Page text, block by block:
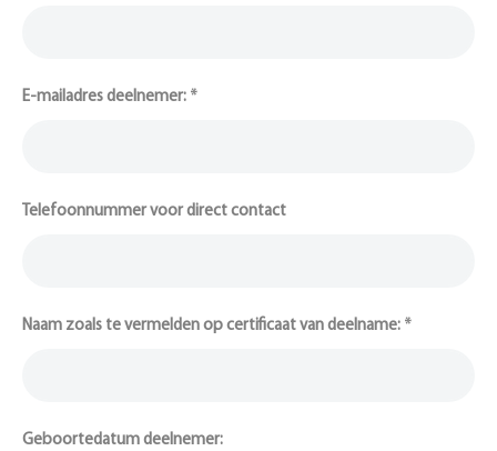
E-mailadres deelnemer: *
Telefoonnummer voor direct contact
Naam zoals te vermelden op certificaat van deelname: *
Geboortedatum deelnemer: